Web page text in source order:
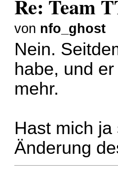
Re: Team
von nfo_ghost
Nein.
habe, und
mehr.
Hast mich
Änderung